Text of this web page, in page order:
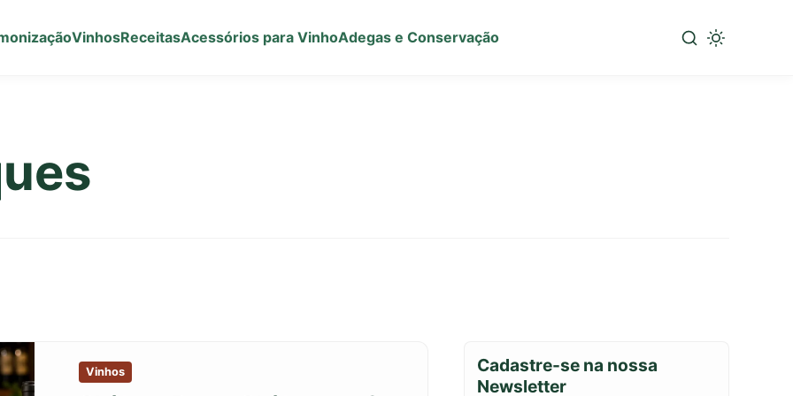
VinhosReceitasAcessórios para VinhoAdegas e Conservação
Vinhos
Cadastre-se na nossa
Newsletter